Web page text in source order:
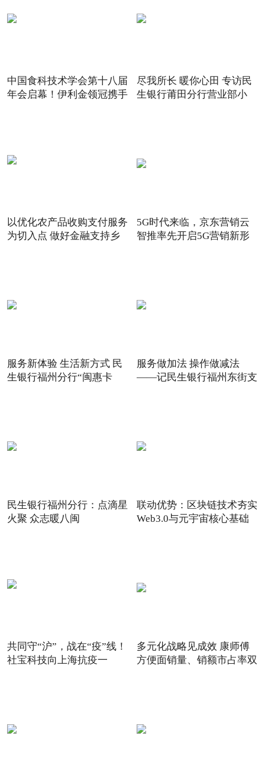
中国食科技术学会第十八届
年会启幕！伊利金领冠携手
尽我所长 暖你心田 专访民
生银行莆田分行营业部小
以优化农产品收购支付服务
为切入点 做好金融支持乡
5G时代来临，京东营销云
智推率先开启5G营销新形
服务新体验 生活新方式 民
生银行福州分行“闽惠卡
服务做加法 操作做减法
——记民生银行福州东街支
民生银行福州分行：点滴星
火聚 众志暖八闽
联动优势：区块链技术夯实
Web3.0与元宇宙核心基础
共同守“沪”，战在“疫”线！
社宝科技向上海抗疫一
多元化战略见成效 康师傅
方便面销量、销额市占率双